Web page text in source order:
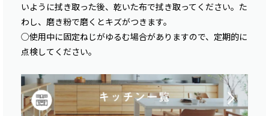
いように拭き取った後、乾いた布で拭き取ってください。た
わし、磨き粉で磨くとキズがつきます。
○使用中に固定ねじがゆるむ場合がありますので、定期的に
点検してください。